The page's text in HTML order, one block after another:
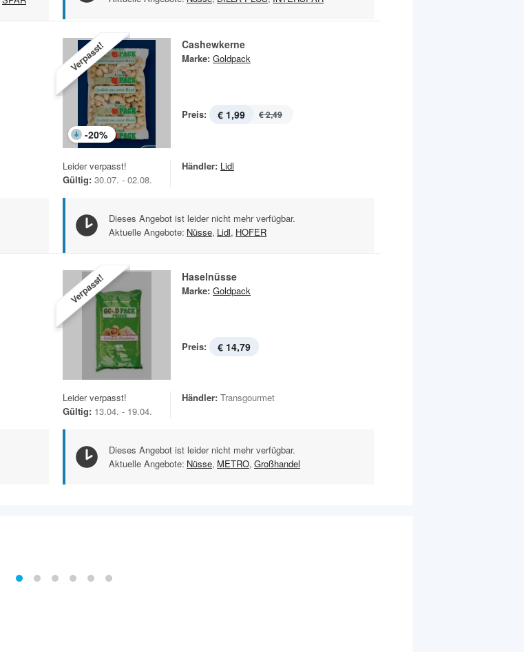
Verpasst!
-20%
Cashewkerne
Marke: Goldpack
Preis: € 1,99 € 2,49
Leider verpasst!
Gültig: 30.07. - 02.08.
Händler: Lidl
Dieses Angebot ist leider nicht mehr verfügbar.
Aktuelle Angebote: Nüsse, Lidl, HOFER
Verpasst! Haselnüsse
Marke: Goldpack
Preis: € 14,79
Leider verpasst!
Gültig: 13.04. - 19.04.
Händler: Transgourmet
Dieses Angebot ist leider nicht mehr verfügbar.
Aktuelle Angebote: Nüsse, METRO, Großhandel